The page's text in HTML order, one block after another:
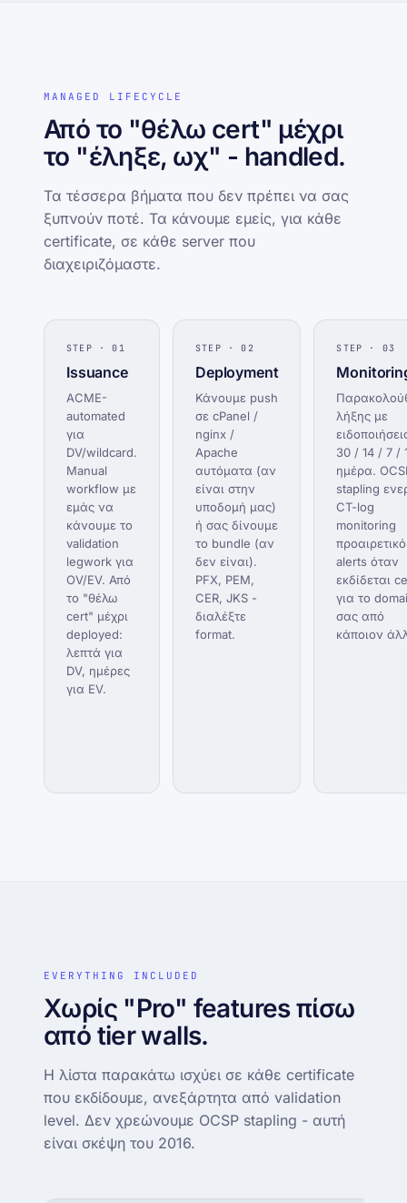
MANAGED LIFECYCLE
Από το "θέλω cert" μέχρι
το "έληξε, ωχ" - handled.
Τα τέσσερα βήματα που δεν πρέπει να σας
ξυπνούν ποτέ. Τα κάνουμε εμείς, για κάθε
certificate, σε κάθε server που
διαχειριζόμαστε.
STEP · 01
Issuance
ACME-
automated
για
DV/wildcard.
Manual
workflow με
εμάς να
κάνουμε το
validation
legwork για
OV/EV. Από
το "θέλω
cert" μέχρι
deployed:
λεπτά για
DV, ημέρες
για EV.
STEP · 02
Deployment
Κάνουμε push
σε cPanel /
nginx /
Apache
αυτόματα (αν
είναι στην
υποδομή μας)
ή σας δίνουμε
το bundle (αν
δεν είναι).
PFX, PEM,
CER, JKS -
διαλέξτε
format.
STEP · 03
λήξης με
30 / 14 / 7 /
ημέρα.
stapling
CT-log
monitoring
alerts όταν
εκδίδεται
για το
σας από
κάποιον
EVERYTHING INCLUDED
Χωρίς "Pro" features πίσω
από tier walls.
Η λίστα παρακάτω ισχύει σε κάθε certificate
που εκδίδουμε, ανεξάρτητα από validation
level. Δεν χρεώνουμε OCSP stapling - αυτή
είναι σκέψη του 2016.